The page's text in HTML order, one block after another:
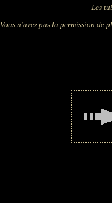
Les
Vous n'avez pas la permission de